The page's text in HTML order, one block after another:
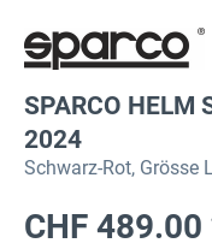
SPARCO HELM
2024
Schwarz-Rot, Grösse
CHF 489.00